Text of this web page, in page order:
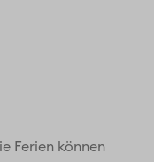
Ferien können